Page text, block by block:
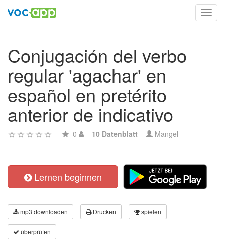
Conjugación del verbo
regular 'agachar' en
español en pretérito
anterior de indicativo
0 10 Datenblatt Mangel
Lernen beginnen
mp3 downloaden Drucken spielen
überprüfen